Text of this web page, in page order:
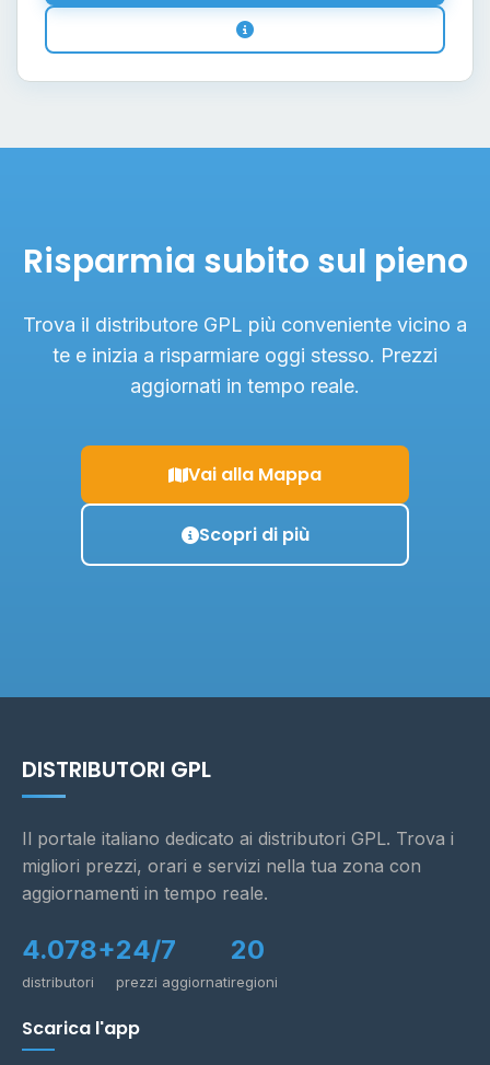
Risparmia subito sul pieno
Trova il distributore GPL più conveniente vicino a
te e inizia a risparmiare oggi stesso. Prezzi
aggiornati in tempo reale.
Vai alla Mappa
Scopri di più
DISTRIBUTORI GPL
Il portale italiano dedicato ai distributori GPL. Trova i
migliori prezzi, orari e servizi nella tua zona con
aggiornamenti in tempo reale.
4.078+
distributori
24/7
prezzi aggiornati
20
regioni
Scarica l'app